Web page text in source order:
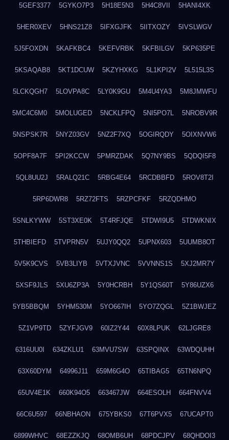
5GEF3377 5GYKO7P3 5H18E5N3 5H4C8VII 5HANI4XK
5HER0XEV 5HNS21Z8 5IFXGJFK 5IITXOZY 5IVSLWGV
5J5FOXDN 5KAFKBC4 5KEFVRBK 5KFBILGV 5KP635PE
5KSAQAB8 5KT1DCUW 5KZYHXKG 5L1KPI2V 5L515L3S
5LCKQGH7 5LOVPA8C 5LY0K9GU 5M4U4YA3 5M8JMWFU
5MC4C6M0 5MOLUGED 5NCKLFPQ 5NI5PO7L 5NROBV9R
5NSPSK7R 5NYZ03GV 5NZ2F7XQ 5OGIRQDY 5OIXNVW6
5OPF8A7F 5PI2KCCW 5PMRZDAK 5Q7NY9BS 5QDQI5F8
5QL8UU2J 5RALQ21C 5RBG4E64 5RCDBBFD 5ROV8T2I
5RP6DWR8 5RZ72FTS 5RZPCFKF 5RZQDHMO
5SNLKYWW 5ST3XE0K 5T4RFJQE 5TDWI9U5 5TDWKNIX
5THBIEFD 5TVPRN5V 5UJY0QQ2 5UPNX603 5UUMB8OT
5V5K9CVS 5VB3LIYB 5VTXJVNC 5VVNNS1S 5XJ2MR7Y
5XSF9JLS 5XU6ZP3A 5Y0HCRBH 5Y1QS60T 5Y86UZX6
5YB5BBQM 5YHM530M 5YO667IH 5YO7ZQGL 5Z1BWJEZ
5Z1VP9TD 5ZYFJGV9 60IZ2Y44 60X8LPUK 62LJGRE8
6316UU0I 634ZKLU1 63MVU7SW 63SPQINX 63WDQUHH
63X60DYM 64996J11 659M6G4O 65TIBAG5 65TN6NPQ
65UV4E1K 660K94O5 663467JW 664ESOLH 664FNVV4
66C6U597 66NBHAON 675YBKS0 67T6PVX5 67UCAPT0
6899WHVC 68EZZKJQ 68OMB6UH 68PDCJPV 68QHDOI3